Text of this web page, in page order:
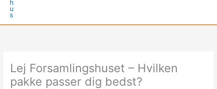
Lej Forsamlingshuset – Hvilken
pakke passer dig bedst?